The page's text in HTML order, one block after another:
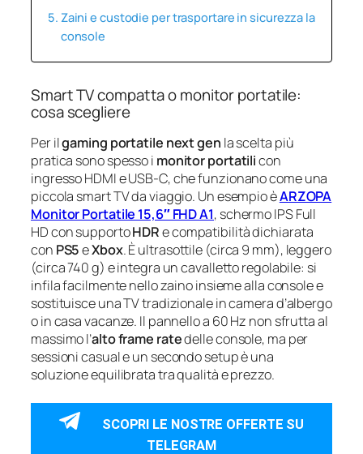
Zaini e custodie per trasportare in sicurezza la
console
Smart TV compatta o monitor portatile:
cosa scegliere
Per ilgaming portatile next gen la scelta più
pratica sono spesso i monitor portatilicon
ingresso HDMI e USB-C, che funzionano come una
piccola smart TV da viaggio. Un esempio èARZOPA
Monitor Portatile 15,6″ FHD A1, schermo IPS Full
HD con supportoHDRe compatibilità dichiarata
con PS5eXbox. È ultrasottile (circa 9 mm), leggero
(circa 740 g) e integra un cavalletto regolabile: si
infila facilmente nello zaino insieme alla console e
sostituisce una TV tradizionale in camera d’albergo
o in casa vacanze. Il pannello a 60 Hz non sfrutta al
massimo l’alto frame ratedelle console, ma per
sessioni casual e un secondo setup è una
soluzione equilibrata tra qualità e prezzo.
SCOPRI LE NOSTRE OFFERTE SU
TELEGRAM